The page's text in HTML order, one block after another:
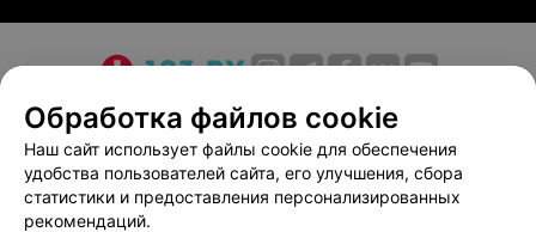
О проекте Новости проекта
Размещение рекламы
Медицинский маркетинг
Публичный договор
Пользовательское соглашение
Способы оплаты
Вакансии
Партнеры
Обработка файлов cookie
Наш сайт использует файлы cookie для обеспечения
удобства пользователей сайта, его улучшения, сбора
статистики и предоставления персонализированных
рекомендаций.